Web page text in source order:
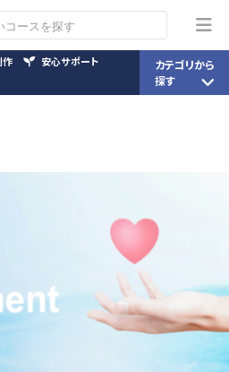
作
安心サポート
カテゴリから
探す